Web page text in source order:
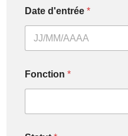
Date d'entrée*
Fonction*